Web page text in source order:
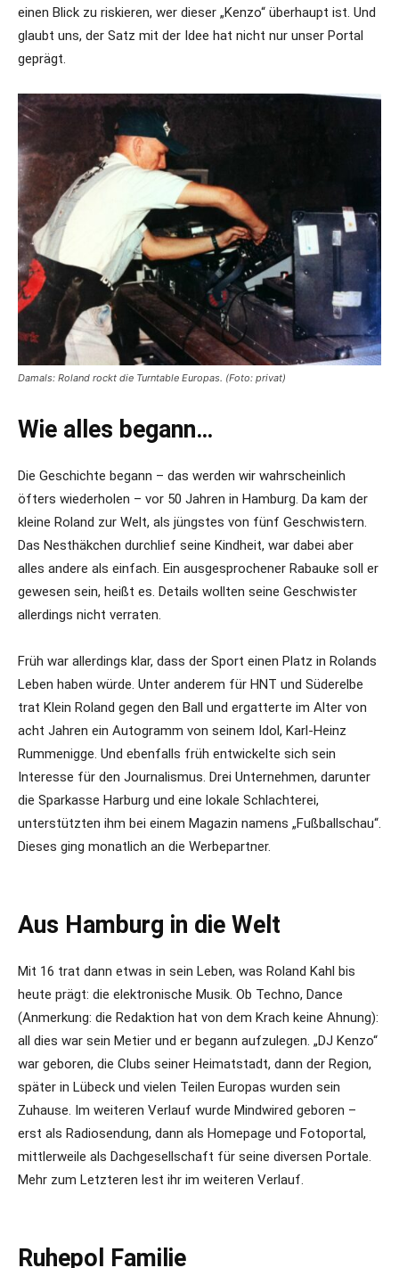
einen Blick zu riskieren, wer dieser „Kenzo“ überhaupt ist. Und
glaubt uns, der Satz mit der Idee hat nicht nur unser Portal
geprägt.
Damals: Roland rockt die Turntable Europas. (Foto: privat)
Wie alles begann…
Die Geschichte begann – das werden wir wahrscheinlich
öfters wiederholen – vor 50 Jahren in Hamburg. Da kam der
kleine Roland zur Welt, als jüngstes von fünf Geschwistern.
Das Nesthäkchen durchlief seine Kindheit, war dabei aber
alles andere als einfach. Ein ausgesprochener Rabauke soll er
gewesen sein, heißt es. Details wollten seine Geschwister
allerdings nicht verraten.
Früh war allerdings klar, dass der Sport einen Platz in Rolands
Leben haben würde. Unter anderem für HNT und Süderelbe
trat Klein Roland gegen den Ball und ergatterte im Alter von
acht Jahren ein Autogramm von seinem Idol, Karl-Heinz
Rummenigge. Und ebenfalls früh entwickelte sich sein
Interesse für den Journalismus. Drei Unternehmen, darunter
die Sparkasse Harburg und eine lokale Schlachterei,
unterstützten ihm bei einem Magazin namens „Fußballschau“.
Dieses ging monatlich an die Werbepartner.
Aus Hamburg in die Welt
Mit 16 trat dann etwas in sein Leben, was Roland Kahl bis
heute prägt: die elektronische Musik. Ob Techno, Dance
(Anmerkung: die Redaktion hat von dem Krach keine Ahnung):
all dies war sein Metier und er begann aufzulegen. „DJ Kenzo“
war geboren, die Clubs seiner Heimatstadt, dann der Region,
später in Lübeck und vielen Teilen Europas wurden sein
Zuhause. Im weiteren Verlauf wurde Mindwired geboren –
erst als Radiosendung, dann als Homepage und Fotoportal,
mittlerweile als Dachgesellschaft für seine diversen Portale.
Mehr zum Letzteren lest ihr im weiteren Verlauf.
Ruhepol Familie